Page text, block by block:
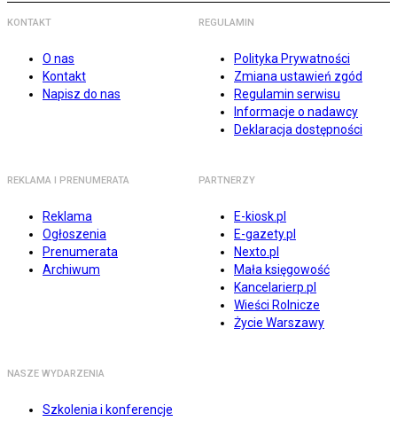
KONTAKT
O nas
Kontakt
Napisz do nas
REGULAMIN
Polityka Prywatności
Zmiana ustawień zgód
Regulamin serwisu
Informacje o nadawcy
Deklaracja dostępności
REKLAMA I PRENUMERATA
Reklama
Ogłoszenia
Prenumerata
Archiwum
PARTNERZY
E-kiosk.pl
E-gazety.pl
Nexto.pl
Mała księgowość
Kancelarierp.pl
Wieści Rolnicze
Życie Warszawy
NASZE WYDARZENIA
Szkolenia i konferencje